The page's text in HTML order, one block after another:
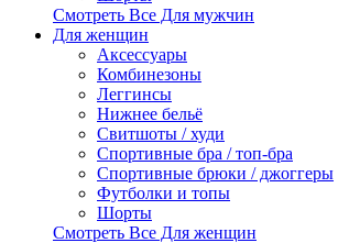
Смотреть Все Для мужчин
Для женщин
Аксессуары
Комбинезоны
Леггинсы
Нижнее бельё
Свитшоты / худи
Спортивные бра / топ-бра
Спортивные брюки / джоггеры
Футболки и топы
Шорты
Смотреть Все Для женщин